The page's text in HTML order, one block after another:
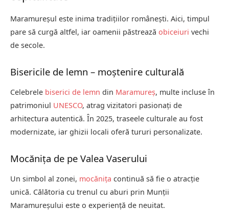
Maramureșul este inima tradițiilor românești. Aici, timpul
pare să curgă altfel, iar oamenii păstrează obiceiuri vechi
de secole.
Bisericile de lemn – moștenire culturală
Celebrele biserici de lemn din Maramureș, multe incluse în
patrimoniul UNESCO, atrag vizitatori pasionați de
arhitectura autentică. În 2025, traseele culturale au fost
modernizate, iar ghizii locali oferă tururi personalizate.
Mocănița de pe Valea Vaserului
Un simbol al zonei, mocănița continuă să fie o atracție
unică. Călătoria cu trenul cu aburi prin Munții
Maramureșului este o experiență de neuitat.